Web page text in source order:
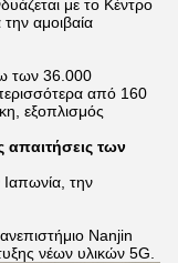
με το Κέντρο
αμοιβαία
των 36.000
από 160
εξοπλισμός
απαιτήσεις των
Ιαπωνία, την
Nanjin
νέων υλικών 5G.